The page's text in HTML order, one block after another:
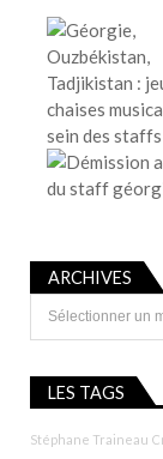
ARCHIVES
Archives
LES TAGS
Stéphane Traineau